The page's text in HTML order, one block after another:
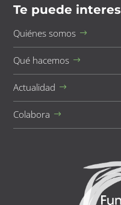
Te puede
Quiénes somos
Qué hacemos
Actualidad
Colabora